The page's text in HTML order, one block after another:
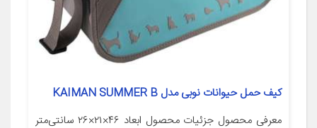
کیف حمل حیوانات نوبی مدل KAIMAN SUMMER B
معرفی محصول جزئیات محصول ابعاد ۴۶×۲۱×۲۶ سانتی‌متر